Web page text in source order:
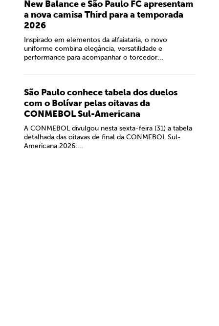
New Balance e São Paulo FC apresentam
a nova camisa Third para a temporada
2026
Inspirado em elementos da alfaiataria, o novo
uniforme combina elegância, versatilidade e
performance para acompanhar o torcedor...
São Paulo conhece tabela dos duelos
com o Bolívar pelas oitavas da
CONMEBOL Sul-Americana
A CONMEBOL divulgou nesta sexta-feira (31) a tabela
detalhada das oitavas de final da CONMEBOL Sul-
Americana 2026....